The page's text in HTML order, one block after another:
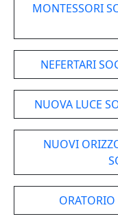
MONTESSORI
NEFERTARI
NUOVA LUCE
NUOVI